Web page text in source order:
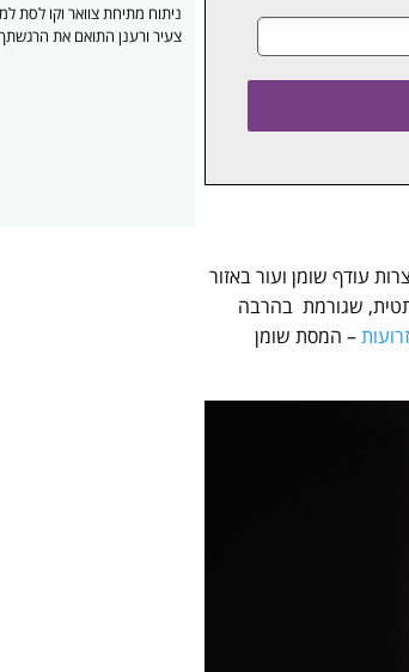
עודף שומן ועור באזור
שגורמת בהרבה
– המסת שומן
ניתוח מתיחת צוואר וקו לסת
צעיר ורענן התואם את הרגשתך